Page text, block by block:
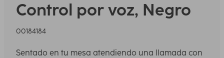
Control por voz, Negro
00184184
Sentado en tu mesa atendiendo una llamada con